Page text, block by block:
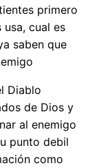
primero
cual es
saben que
Diablo
de Dios y
al enemigo
punto debil
como